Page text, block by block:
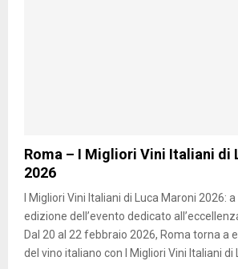
Roma – I Migliori Vini Italiani di
2026
I Migliori Vini Italiani di Luca Maroni 2026:
edizione dell’evento dedicato
Dal 20 al 22 febbraio 2026, Roma torna a
del vino italiano con I Migliori Vini Italiani di